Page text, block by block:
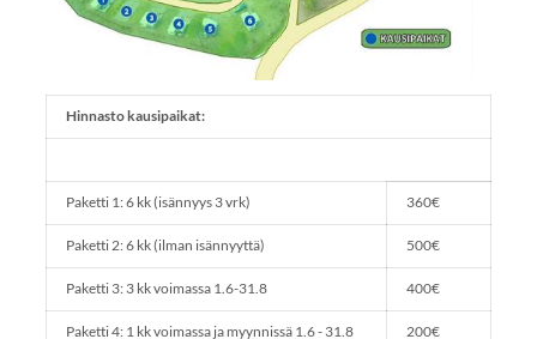
Hinnasto kausipaikat:
Paketti 1: 6 kk (isännyys 3 vrk) 360€
Paketti 2: 6 kk (ilman isännyyttä) 500€
Paketti 3: 3 kk voimassa 1.6-31.8 400€
Paketti 4: 1 kk voimassa ja myynnissä 1.6 - 31.8 200€